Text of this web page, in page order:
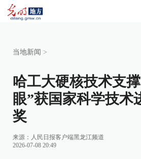
当地新闻 >
哈工大硬核技术支
眼”获国家科学技术
奖
来源： 人民日报客户端黑龙江频道
2026-07-08 20:49